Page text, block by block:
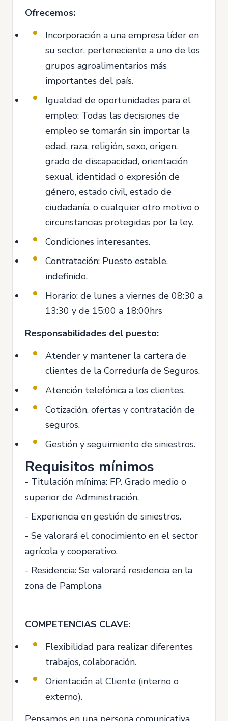
Ofrecemos:
Incorporación a una empresa líder en
su sector, perteneciente a uno de los
grupos agroalimentarios más
importantes del país.
Igualdad de oportunidades para el
empleo: Todas las decisiones de
empleo se tomarán sin importar la
edad, raza, religión, sexo, origen,
grado de discapacidad, orientación
sexual, identidad o expresión de
género, estado civil, estado de
ciudadanía, o cualquier otro motivo o
circunstancias protegidas por la ley.
Condiciones interesantes.
Contratación: Puesto estable,
indefinido.
Horario: de lunes a viernes de 08:30 a
13:30 y de 15:00 a 18:00hrs
Responsabilidades del puesto:
Atender y mantener la cartera de
clientes de la Correduría de Seguros.
Atención telefónica a los clientes.
Cotización, ofertas y contratación de
seguros.
Gestión y seguimiento de siniestros.
Requisitos mínimos
- Titulación mínima: FP. Grado medio o
superior de Administración.
- Experiencia en gestión de siniestros.
- Se valorará el conocimiento en el sector
agrícola y cooperativo.
- Residencia: Se valorará residencia en la
zona de Pamplona
COMPETENCIAS CLAVE:
Flexibilidad para realizar diferentes
trabajos, colaboración.
Orientación al Cliente (interno o
externo).